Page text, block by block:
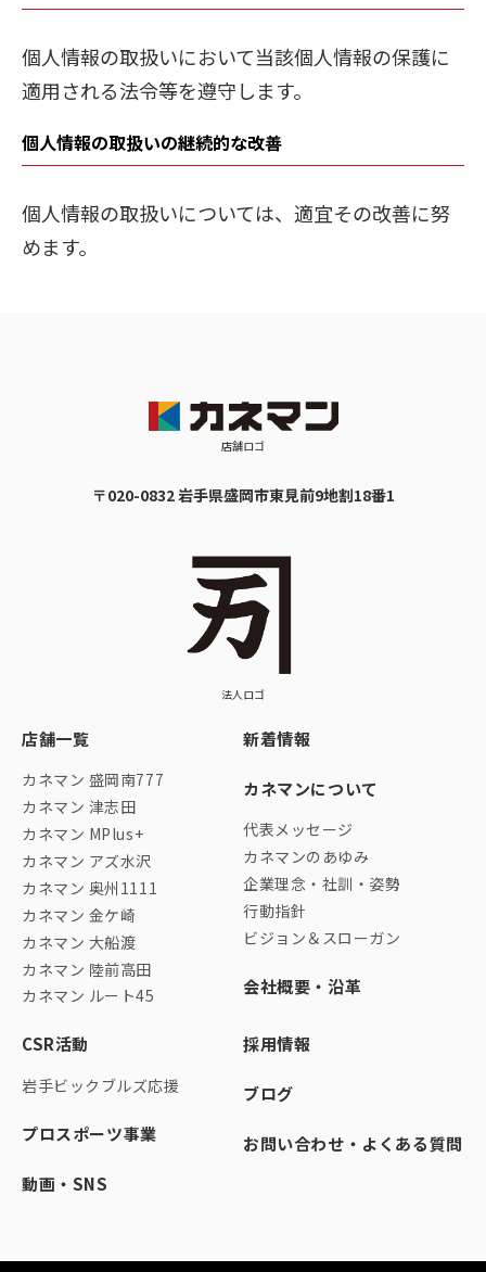
個人情報の取扱いにおいて当該個人情報の保護に
適用される法令等を遵守します。
個人情報の取扱いの継続的な改善
個人情報の取扱いについては、適宜その改善に努
めます。
店舗ロゴ
〒020-0832 岩手県盛岡市東見前9地割18番1
法人ロゴ
店舗一覧
カネマン 盛岡南777
カネマン 津志田
カネマン MPlus+
カネマン アズ水沢
カネマン 奥州1111
カネマン 金ケ崎
カネマン 大船渡
カネマン 陸前高田
カネマン ルート45
新着情報
カネマンについて
代表メッセージ
カネマンのあゆみ
企業理念・社訓・姿勢
行動指針
ビジョン＆スローガン
会社概要・沿革
CSR活動
岩手ビックブルズ応援
プロスポーツ事業
動画・SNS
採用情報
ブログ
お問い合わせ・よくある質問